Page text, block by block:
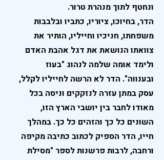
ונחטף לתוך מנהרת טרור.
הדר, בחיוכו, ציוריו, כתביו ובלבבות
משפחתו, חניכיו וחייליו, הותיר את
צוואתו הנושאת את דגל אהבת האדם
ולימד אומה שלמה לנהוג "בעוז
ובענווה". הדר לא הרשה לחייליו לקלל,
עסק במתן עזרה לנזקקים וניסה בכל
מאודו לחבר בין יושבי הארץ הזו,
השונים כל כך והזהים כל כך. במהלך
חייו, הדר הספיק לכתוב כתיבה מקיפה
ורחבה, לרבות פרשנות לספר "מסילת